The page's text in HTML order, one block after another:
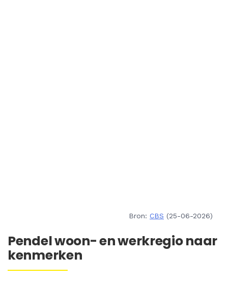
Bron: CBS (25-06-2026)
Pendel woon- en werkregio naar
kenmerken